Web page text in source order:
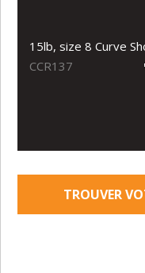
15lb, size 8 Curve
CCR137
TROUVER